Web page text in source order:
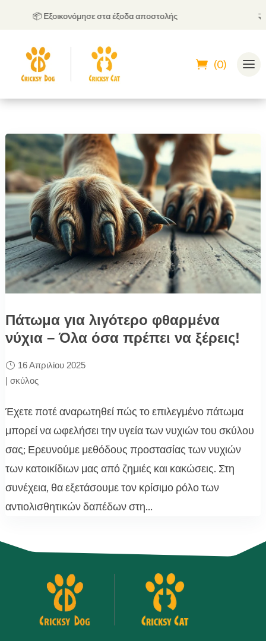
📦 Εξοικονόμησε στα έξοδα αποστολής
(0)
Πάτωμα για λιγότερο φθαρμένα
νύχια – Όλα όσα πρέπει να ξέρεις!
16 Απριλίου 2025
| σκύλος
Έχετε ποτέ αναρωτηθεί πώς το επιλεγμένο πάτωμα
μπορεί να ωφελήσει την υγεία των νυχιών του σκύλου
σας; Ερευνούμε μεθόδους προστασίας των νυχιών
των κατοικίδιων μας από ζημιές και κακώσεις. Στη
συνέχεια, θα εξετάσουμε τον κρίσιμο ρόλο των
αντιολισθητικών δαπέδων στη...